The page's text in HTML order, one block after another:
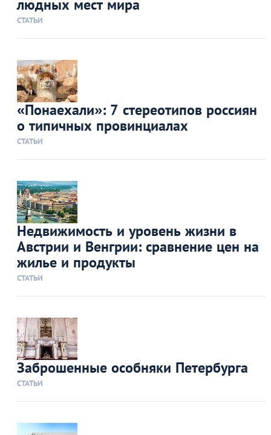
людных мест мира
СТАТЬИ
«Понаехали»: 7 стереотипов россиян
о типичных провинциалах
СТАТЬИ
Недвижимость и уровень жизни в
Австрии и Венгрии: сравнение цен на
жилье и продукты
СТАТЬИ
Заброшенные особняки Петербурга
СТАТЬИ